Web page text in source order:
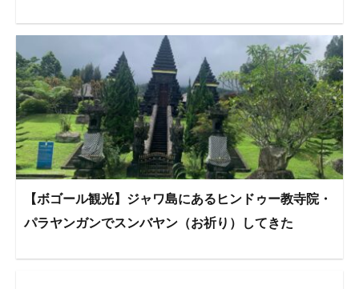
【ボゴール観光】ジャワ島にあるヒンドゥー教寺院・
パラヤンガンでスンバヤン（お祈り）してきた